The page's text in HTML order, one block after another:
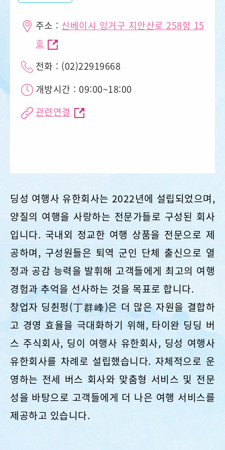
주소 : 신베이시 잉거구 지안산로 258항 15
호
전화 : (02)22919668
개방시간 : 09:00~18:00
관련연결
딩성 여행사 유한회사는 2022년에 설립되었으며,
양질의 여행을 사랑하는 전문가들로 구성된 회사
입니다. 국내외 정교한 여행 상품을 전문으로 제
공하며, 구성원들은 퇴역 군인 단체 출신으로 열
정과 공감 능력을 발휘해 고객들에게 최고의 여행
경험과 추억을 선사하는 것을 목표로 합니다.
창업자 딩췬펑(丁群峰)은 더 많은 자원을 결합하
고 경영 효율을 극대화하기 위해, 타이완 딩딩 버
스 주식회사, 딩이 여행사 유한회사, 딩성 여행사
유한회사를 차례로 설립했습니다. 자체적으로 운
영하는 전세 버스 회사와 맞춤형 서비스 및 전문
성을 바탕으로 고객들에게 더 나은 여행 서비스를
제공하고 있습니다.